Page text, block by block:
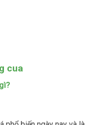
cua